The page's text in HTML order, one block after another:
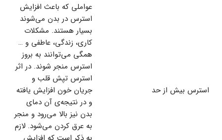
استرس بیش از حد
عواملی که باعث افزایش
استرس در بدن می‌شوند
بسیار هستند. مشکلات
کاری، زندگی،‌ عاطفی و …
همگی می‌توانند به بروز
استرس منجر شوند. در اثر
استرس تپش قلب و
جریان خون افزایش یافته
و در نتیجه‌ی آن دمای
بدن نیز بالا می‌رود و منجر
به عرق کردن می‌شود. لازم